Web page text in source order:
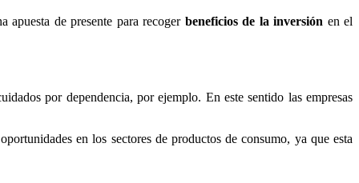
apuesta de presente para recoger beneficios de la inversión en el
por dependencia, por ejemplo. En este sentido las empresas
en los sectores de productos de consumo, ya que esta